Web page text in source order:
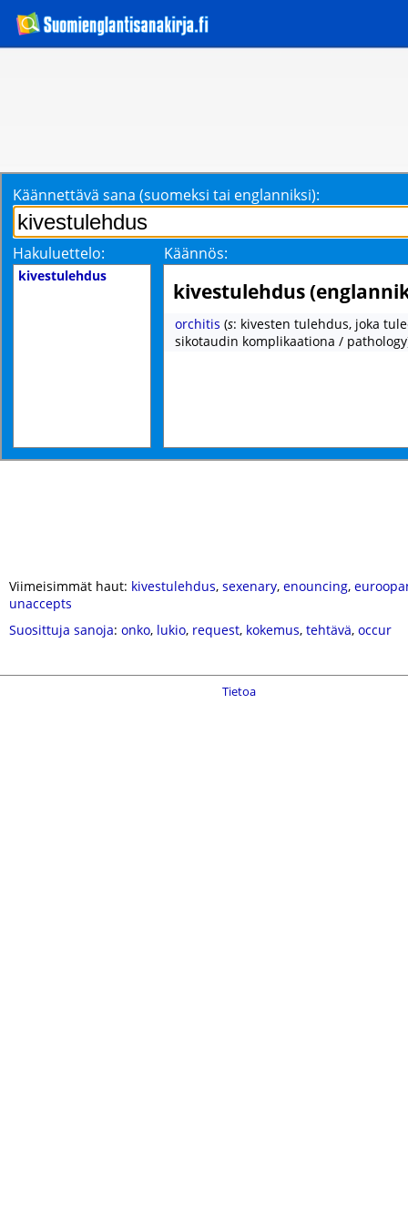
Käännettävä sana (suomeksi tai englanniksi):
Hakuluettelo: Käännös:
kivestulehdus
kivestulehdus
orchitis (s: kivesten tulehdus, joka
sikotaudin komplikaationa /
Viimeisimmät haut: kivestulehdus, sexenary, enouncing,
unaccepts
Suosittuja sanoja: onko, lukio, request, kokemus, tehtävä, occur
Tietoa